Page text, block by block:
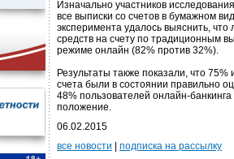
Изначально участников
все выписки со счетов в бумажном
эксперимента удалось выяснить,
средств на счету по традиционным
режиме онлайн (82% против 32%).
Результаты также показали, что
счета были в состоянии правильно
48% пользователей онлайн-
положение.
06.02.2015
все новости
подписка на рассылку